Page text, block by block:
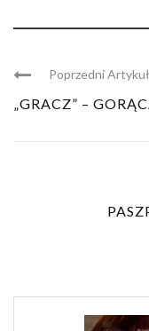
Poprzedni Artykuł
„GRACZ” –